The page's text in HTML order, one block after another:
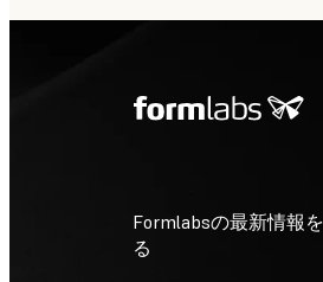
Formlabsの最新情報
る